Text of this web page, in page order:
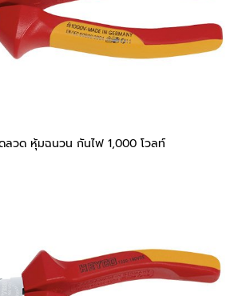
ลวด หุ้มฉนวน กันไฟ 1,000 โวลท์